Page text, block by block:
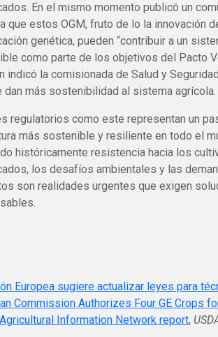
En el mismo momento publicó un
que estos OGM, fruto de lo la innovación
genética, pueden “contribuir a un
como parte de los objetivos del Pacto
indicó la comisionada de Salud y
dan más sostenibilidad al sistema agrícola.
regulatorios como este representan un
más sostenible y resiliente en todo el
históricamente resistencia hacia los
los desafíos ambientales y las
son realidades urgentes que exigen
Europea sugiere actualizar leyes para
Commission Authorizes Four GE Crops
Information Network report,